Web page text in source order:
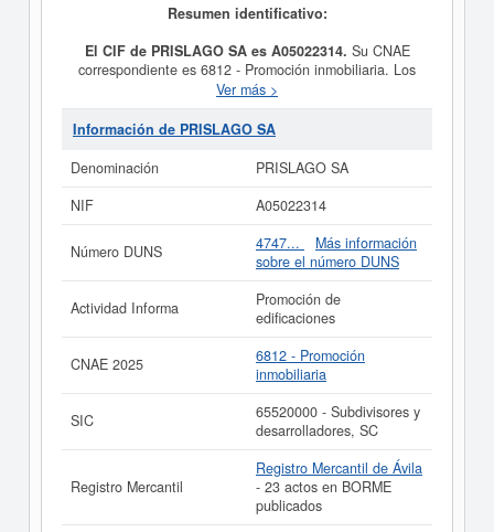
Resumen identificativo:
El CIF de PRISLAGO SA es A05022314. Su CNAE
correspondiente es 6812 - Promoción inmobiliaria. Los
digitos correspondientes al número SIC de
SAson 65520000. La consulta más reciente de la ficha
de esta empresa ha sido el 21/12/2024. Acumula un
su sector pueden pedir algunas subvenciones. Si desea
página. El capital social de la empresa se encuentra
está dada de alta en el Registro Mercantil de Ávila y
tiene 23 actos publicados en el BORME.
Si está interesado en conocer más datos de la empresa
PRISLAGO SA puede
acceder inmediatamente a este
de PRISLAGO SA y consultar los
resultados de sus años de actividad, así como los
balances y cuentas de resultados disponibles.
La última actualización del informe de empresa se ha
realizado el 18/12/2024.
Ver más >
Información de PRISLAGO SA
Denominación
PRISLAGO SA
NIF
A05022314
Número DUNS 4747...
Más información
sobre el número DUNS
Actividad Informa
Promoción de
edificaciones
CNAE 2025
6812 - Promoción
inmobiliaria
SIC
65520000 - Subdivisores y
desarrolladores, SC
Registro Mercantil
Registro Mercantil de Ávila
- 23 actos en BORME
publicados